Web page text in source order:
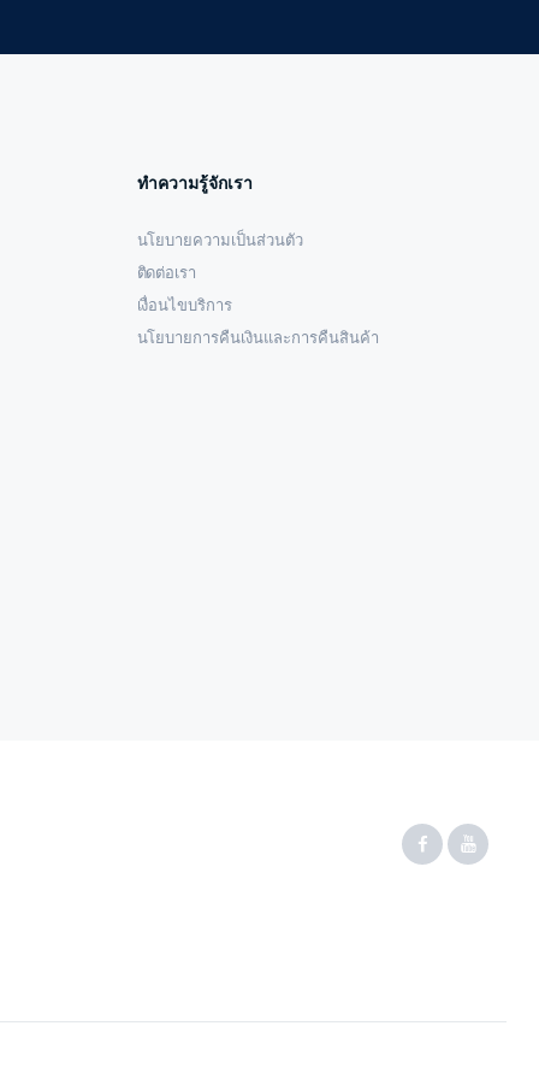
ทำความรู้จักเรา
นโยบายความเป็นส่วนตัว
ติดต่อเรา
เงื่อนไขบริการ
นโยบายการคืนเงินและการคืนสินค้า